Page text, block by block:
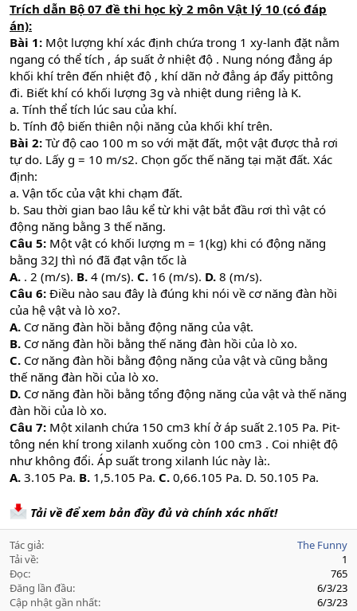
Trích dẫn Bộ 07 đề thi học kỳ 2 môn Vật lý 10 (có đáp
án):
Bài 1: Một lượng khí xác định chứa trong 1 xy-lanh đặt nằm
ngang có thể tích , áp suất ở nhiệt độ . Nung nóng đẳng áp
khối khí trên đến nhiệt độ , khí dãn nở đẳng áp đẩy pittông
đi. Biết khí có khối lượng 3g và nhiệt dung riêng là K.
a. Tính thể tích lúc sau của khí.
b. Tính độ biến thiên nội năng của khối khí trên.
Bài 2: Từ độ cao 100 m so với mặt đất, một vật được thả rơi
tự do. Lấy g = 10 m/s2. Chọn gốc thế năng tại mặt đất. Xác
định:
a. Vận tốc của vật khi chạm đất.
b. Sau thời gian bao lâu kể từ khi vật bắt đầu rơi thì vật có
động năng bằng 3 thế năng.
Câu 5: Một vật có khối lượng m = 1(kg) khi có động năng
bằng 32J thì nó đã đạt vận tốc là
A. . 2 (m/s). B. 4 (m/s). C. 16 (m/s). D. 8 (m/s).
Câu 6: Điều nào sau đây là đúng khi nói về cơ năng đàn hồi
của hệ vật và lò xo?.
A. Cơ năng đàn hồi bằng động năng của vật.
B. Cơ năng đàn hồi bằng thế năng đàn hồi của lò xo.
C. Cơ năng đàn hồi bằng động năng của vật và cũng bằng
thế năng đàn hồi của lò xo.
D. Cơ năng đàn hồi bằng tổng động năng của vật và thế năng
đàn hồi của lò xo.
Câu 7: Một xilanh chứa 150 cm3 khí ở áp suất 2.105 Pa. Pit-
tông nén khí trong xilanh xuống còn 100 cm3 . Coi nhiệt độ
như không đổi. Áp suất trong xilanh lúc này là:.
A. 3.105 Pa. B. 1,5.105 Pa. C. 0,66.105 Pa. D. 50.105 Pa.
Tải về để xem bản đầy đủ và chính xác nhất!
Tác giả
The Funny
Tải về
1
Đọc
765
Đăng lần đầu
6/3/23
Cập nhật gần nhất
6/3/23